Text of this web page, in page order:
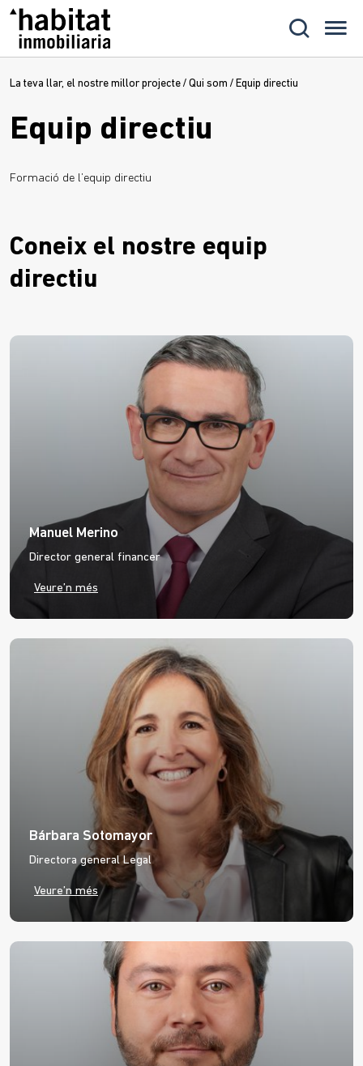
La teva llar, el nostre millor projecte / Qui som / Equip directiu
Equip directiu
Formació de l’equip directiu
Coneix el nostre equip
directiu
Manuel Merino
Director general financer
Veure’n més
Bárbara Sotomayor
Directora general Legal
Veure’n més